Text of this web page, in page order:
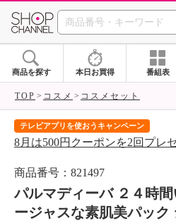
SHOP
商品を探す 本日お買得 番組表
TOP コスメ コスメセット
テレビアプリを使おうキャンペーン
8月は500円クーポンを2回プレ
商品番号：821497
パルマディーバ ２４時
ージャスな素肌美パック